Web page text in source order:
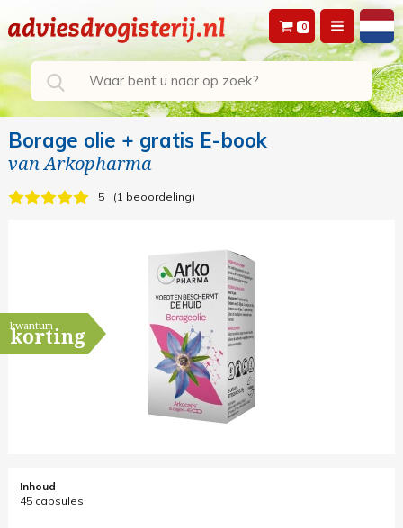
0
Borage olie + gratis E-book
vanArkopharma
5 1 beoordeling
kwantum
korting
Inhoud
45 capsules